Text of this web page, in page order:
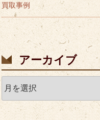
買取事例
アーカイブ
ー
カ
イ